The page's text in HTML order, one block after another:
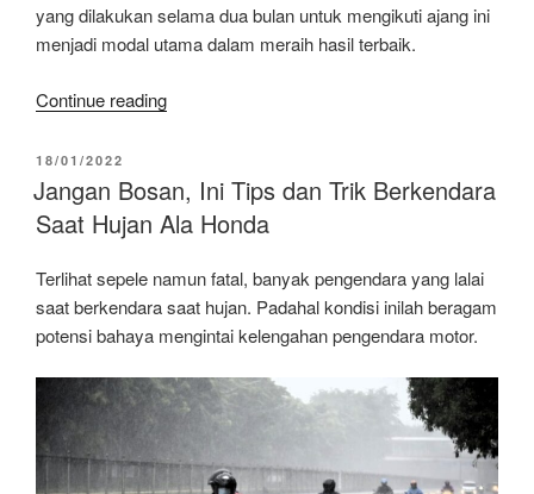
yang dilakukan selama dua bulan untuk mengikuti ajang ini
menjadi modal utama dalam meraih hasil terbaik.
Continue reading“Dorong
Gelar
Olimpiade
Satu
Cerdas
Cermat
Online
untuk
Siswa”
POSTED
ON
18/01/2022
Jangan Bosan, Ini Tips dan Trik Berkendara
Saat Hujan Ala Honda
Terlihat sepele namun fatal, banyak pengendara yang lalai
saat berkendara saat hujan. Padahal kondisi inilah beragam
potensi bahaya mengintai kelengahan pengendara motor.